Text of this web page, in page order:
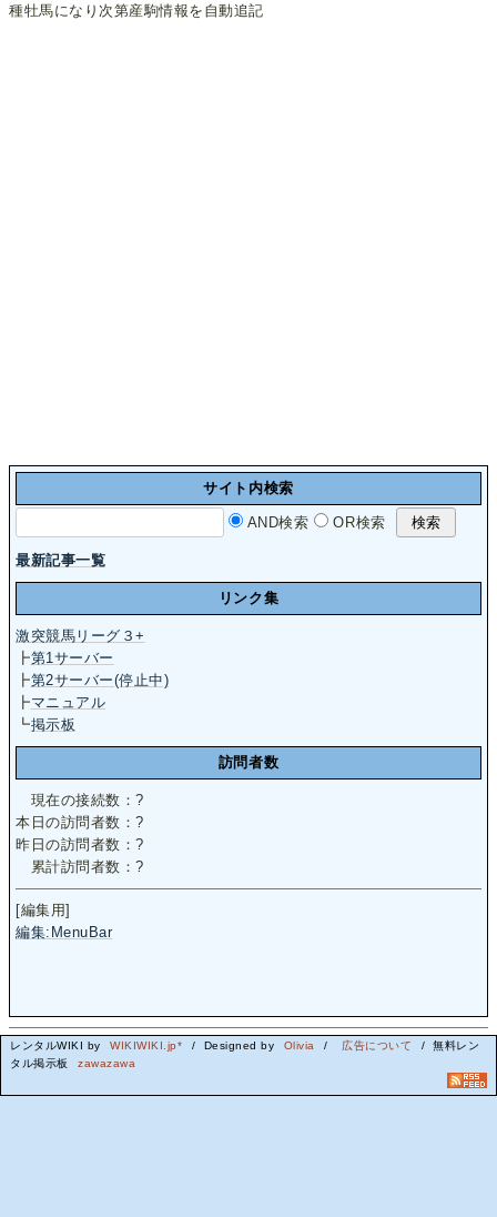
種牡馬になり次第産駒情報を自動追記
サイト内検索
AND検索 OR検索
最新記事一覧
リンク集
激突競馬リーグ３+
┣第1サーバー
┣第2サーバー(停止中)
┣マニュアル
┗掲示板
訪問者数
現在の接続数：?
本日の訪問者数：?
昨日の訪問者数：?
累計訪問者数：?
[編集用]
編集:MenuBar
レンタルWIKI by WIKIWIKI.jp* / Designed by Olivia / 広告について
/ 無料レン
タル掲示板
zawazawa